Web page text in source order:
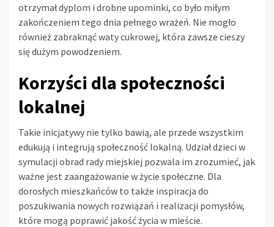
otrzymał dyplom i drobne upominki, co było miłym
zakończeniem tego dnia pełnego wrażeń. Nie mogło
również zabraknąć waty cukrowej, która zawsze cieszy
się dużym powodzeniem.
Korzyści dla społeczności
lokalnej
Takie inicjatywy nie tylko bawią, ale przede wszystkim
edukują i integrują społeczność lokalną. Udział dzieci w
symulacji obrad rady miejskiej pozwala im zrozumieć, jak
ważne jest zaangażowanie w życie społeczne. Dla
dorosłych mieszkańców to także inspiracja do
poszukiwania nowych rozwiązań i realizacji pomysłów,
które mogą poprawić jakość życia w mieście.